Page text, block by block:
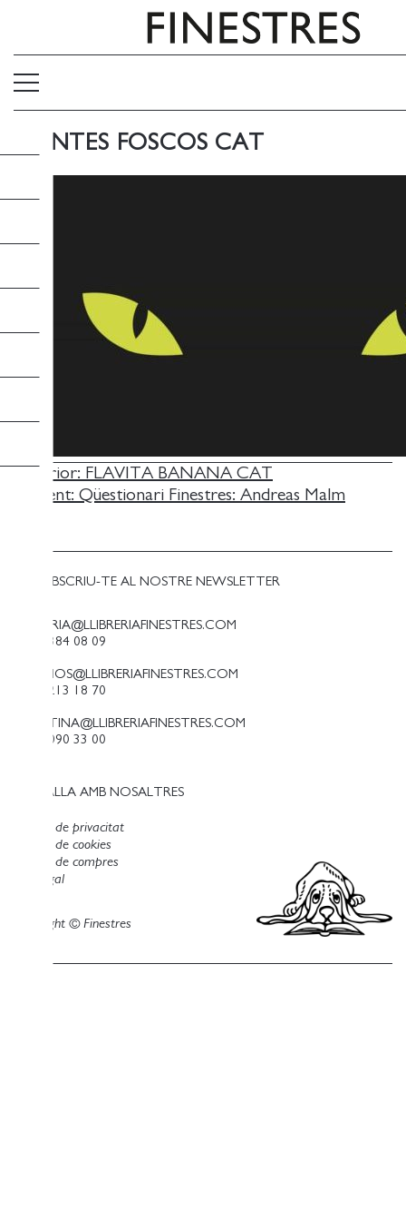
CONTES FOSCOS CAT
NAVEGACIÓ
D'ENTRADES
Anterior: FLAVITA BANANA CAT
Següent: Qüestionari Finestres: Andreas Malm
LLIBRERIA@LLIBRERIAFINESTRES.COM
T. 93 384 08 09
PALAMOS@LLIBRERIAFINESTRES.COM
T. 97 213 18 70
PALESTINA@LLIBRERIAFINESTRES.COM
T. 93 090 33 00
TREBALLA AMB NOSALTRES
SUBSCRIU-TE AL NOSTRE NEWSLETTER
Política de privacitat
Política de cookies
Avís legal
Política de compres
Copyright © Finestres